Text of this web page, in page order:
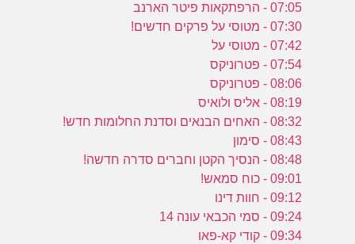
07:05 - הרפתקאות פיטר הארנב
07:30 - מטוסי על פרקים חדשים!
07:42 - מטוסי על
07:54 - פטרוניקס
08:06 - פטרוניקס
08:19 - אליס ולואיס
08:32 - האחים הבנאים וסדנת החלומות חדש!
08:43 - סימון
08:48 - הנסיך הקטן וחברים סדרה חדשה!
09:01 - כוח סמאש!
09:12 - חוות דינו
09:24 - סמי הכבאי עונה 14
09:34 - קודי קא-פאו